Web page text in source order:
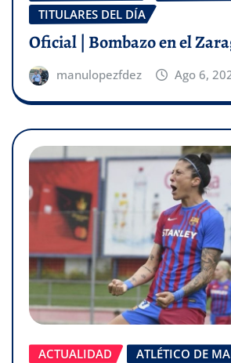
TITULARES DEL DÍA
Oficial | Bombazo en el
manulopezfdez Ago 6,
ACTUALIDAD
ATLÉTICO DE